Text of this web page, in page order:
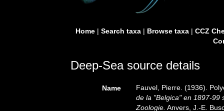
Home| Search taxa| Browse taxa| CCZ
Deep-Sea source details
Name
Fauvel, Pierre. (1936).
de la "Belgica" en 1897-99
Zoologie. Anvers, J.-E.